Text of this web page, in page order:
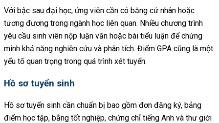
Với bậc sau đại học, ứng viên cần có bằng cử nhân hoặc
tương đương trong ngành học liên quan. Nhiều chương trình
yêu cầu sinh viên nộp luận văn hoặc bài tiểu luận để chứng
minh khả năng nghiên cứu và phân tích. Điểm GPA cũng là một
yếu tố quan trọng trong quá trình xét tuyển.
Hồ sơ tuyển sinh
Hồ sơ tuyển sinh cần chuẩn bị bao gồm đơn đăng ký, bảng
điểm học tập, bằng tốt nghiệp, chứng chỉ tiếng Anh và thư giới